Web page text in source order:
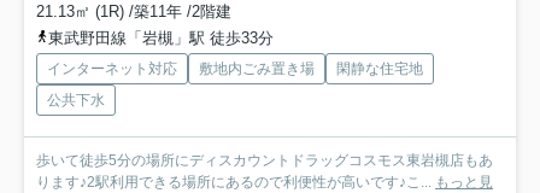
21.13㎡ (1R) /築11年 /2階建
東武野田線「岩槻」駅 徒歩33分
インターネット対応 敷地内ごみ置き場
閑静な住宅地
公共下水
歩いて徒歩5分の場所にディスカウントドラッグコスモス東岩槻店もあ
ります♪2駅利用できる場所にあるので利便性が高いです♪こ... もっと見